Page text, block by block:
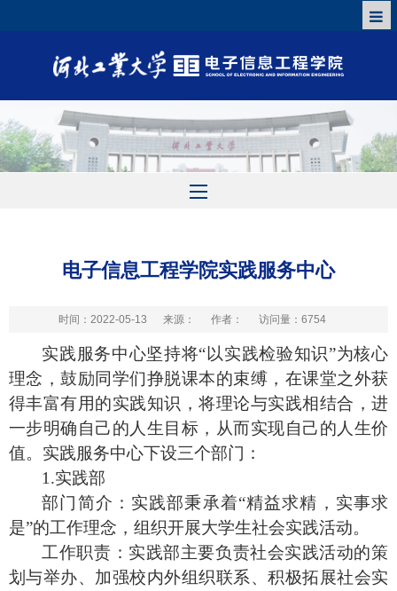
电子信息工程学院实践服务中心
时间：2022-05-13 来源： 作者： 访问量： 6754
实践服务中心坚持将“以实践检验知识”为核心
理念，鼓励同学们挣脱课本的束缚，在课堂之外获
得丰富有用的实践知识，将理论与实践相结合，进
一步明确自己的人生目标，从而实现自己的人生价
值。实践服务中心下设三个部门：
1.实践部
部门简介： 实践部秉承着“精益求精，实事求
是”的工作理念， 组织开展大学生社会实践活动。
工作职责： 实践部主要负责社会实践活动的策
划与举办、加强校内外组织联系、积极拓展社会实